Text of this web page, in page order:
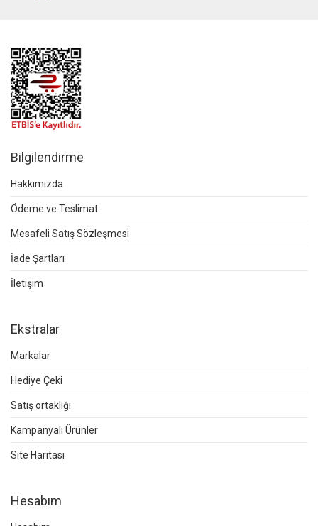
Bilgilendirme
Hakkımızda
Ödeme ve Teslimat
Mesafeli Satış Sözleşmesi
İade Şartları
İletişim
Ekstralar
Markalar
Hediye Çeki
Satış ortaklığı
Kampanyalı Ürünler
Site Haritası
Hesabım